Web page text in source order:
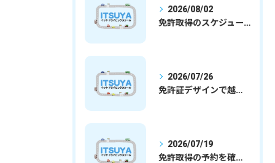
2026/08/02
免許取得のスケジュールを徹底解説学生社会人の通学合宿別プランで最短取得のコツ
2026/07/26
免許証デザインで越谷市愛を表現する埼玉県さいたま市越谷市の免許取得完全ガイド
2026/07/19
免許取得の予約を確実に取るための最新ガイドと一発試験合格の実践法